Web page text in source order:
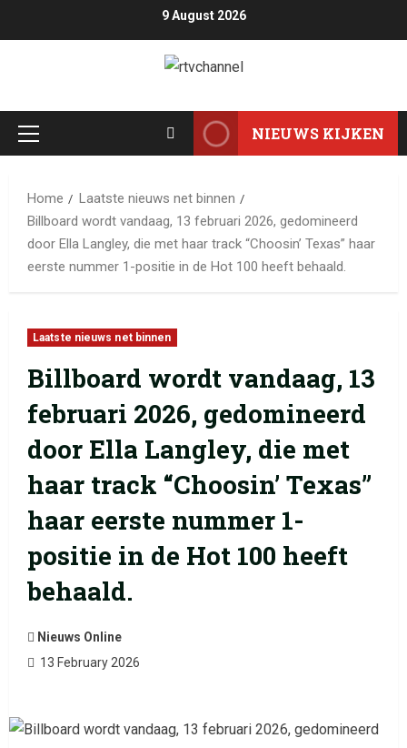
9 August 2026
NIEUWS KIJKEN
Home
Laatste nieuws net binnen
Billboard wordt vandaag, 13 februari 2026, gedomineerd
door Ella Langley, die met haar track “Choosin’ Texas” haar
eerste nummer 1-positie in de Hot 100 heeft behaald.
Laatste nieuws net binnen
Billboard wordt vandaag, 13
februari 2026, gedomineerd
door Ella Langley, die met
haar track “Choosin’ Texas”
haar eerste nummer 1-
positie in de Hot 100 heeft
behaald.
Nieuws Online
13 February 2026